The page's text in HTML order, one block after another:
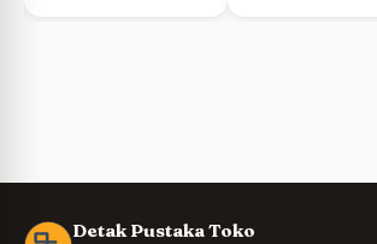
Detak Pustaka Toko